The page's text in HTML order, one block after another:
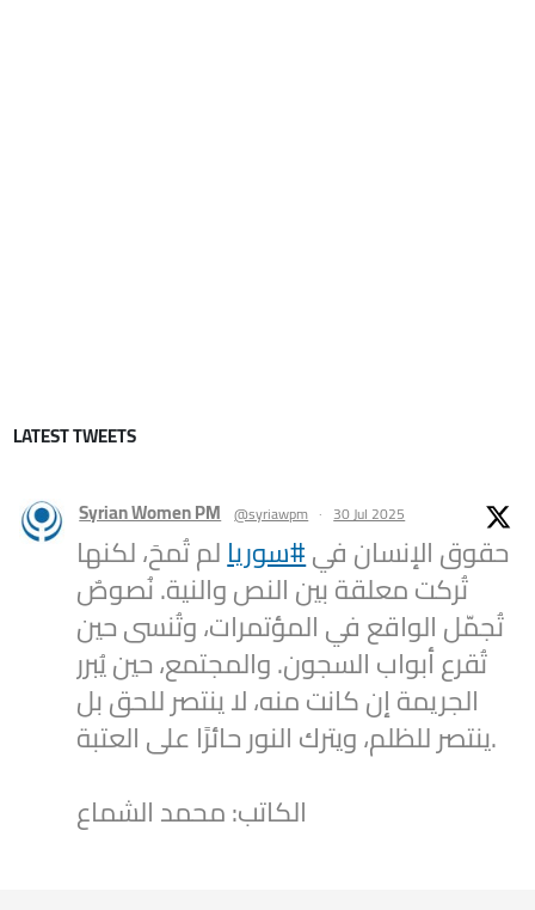
LATEST TWEETS
Syrian Women PM @syriawpm · 30 Jul 2025
حقوق الإنسان في#سوريالم تُمحَ، لكنها
تُركت معلقة بين النص والنية. نُصوصٌ
تُجمّل الواقع في المؤتمرات، وتُنسى حين
تُقرع أبواب السجون. والمجتمع، حين يُبرر
الجريمة إن كانت منه، لا ينتصر للحق بل
ينتصر للظلم، ويترك النور حائرًا على العتبة.
الكاتب: محمد الشماع